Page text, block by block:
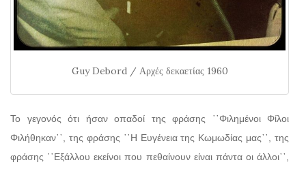
Guy Debord / Αρχές δεκαετίας 1960
Το γεγονός ότι ήσαν οπαδοί της φράσης ῾῾Φιλημένοι Φίλοι
Φιλήθηκαν᾽᾽, της φράσης ῾῾Η Ευγένεια της Κωμωδίας μας᾽᾽, της
φράσης ῾῾Εξάλλου εκείνοι που πεθαίνουν είναι πάντα οι άλλοι᾽᾽,